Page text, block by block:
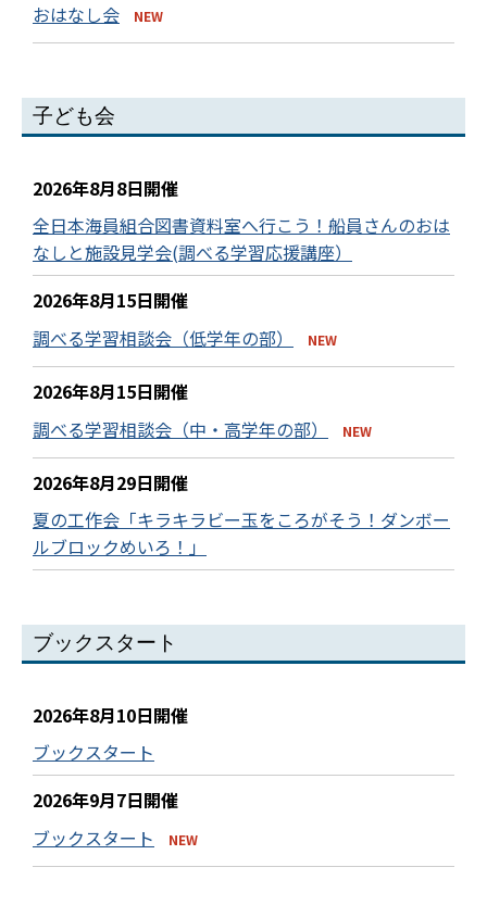
おはなし会
NEW
子ども会
2026年8月8日開催
全日本海員組合図書資料室へ行こう！船員さんのおは
なしと施設見学会(調べる学習応援講座）
2026年8月15日開催
調べる学習相談会（低学年の部）
NEW
2026年8月15日開催
調べる学習相談会（中・高学年の部）
NEW
2026年8月29日開催
夏の工作会「キラキラビー玉をころがそう！ダンボー
ルブロックめいろ！」
ブックスタート
2026年8月10日開催
ブックスタート
2026年9月7日開催
ブックスタート
NEW